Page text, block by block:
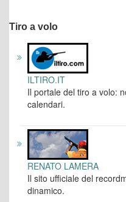
Tiro a volo
ILTIRO.IT
Il portale del tiro a volo:
calendari.
RENATO LAMERA
Il sito ufficiale del
dinamico.